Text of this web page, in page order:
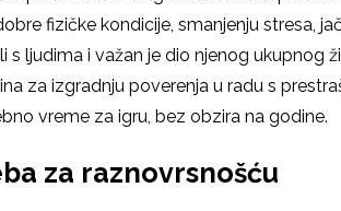
fizičke kondicije, smanjenju stresa,
s ljudima i važan je dio njenog ukupnog
za izgradnju poverenja u radu s
vreme za igru, bez obzira na godine.
za raznovrsnošću